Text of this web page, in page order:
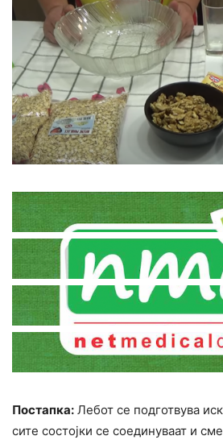
Постапка: Лебот се подготвува
сите состојки се соединуваат и